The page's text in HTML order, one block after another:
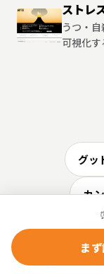
ストレ
うつ・
可視化
グッ
カ
竹尾デザイン
ま